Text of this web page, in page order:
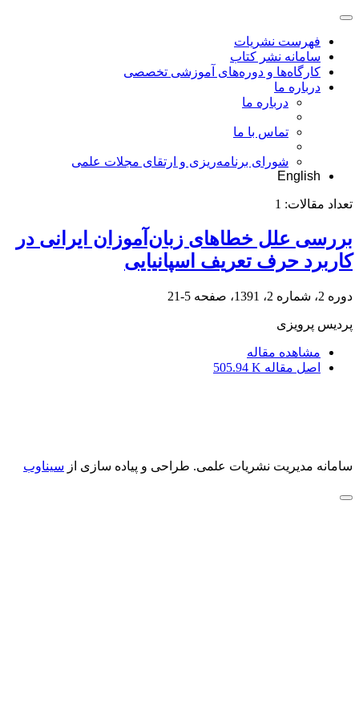
فهرست نشریات
سامانه نشر کتاب
کارگاه‌ها و دوره‌های آموزشی تخصصی
درباره ما
درباره ما
تماس با ما
شورای برنامه‌ریزی و ارتقای مجلات علمی
English
تعداد مقالات: 1
بررسی‌ علل‌ خطاهای زبان‌آموزان ایرانی در
کاربرد حرف‌ تعریف‌ اسپانیایی
دوره 2، شماره 2، 1391، صفحه 5-21
پردیس پرویزی
مشاهده مقاله
اصل مقاله 505.94 K
سامانه مدیریت نشریات علمی. طراحی و پیاده سازی از سیناوب